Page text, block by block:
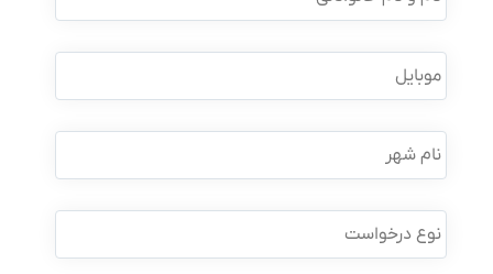
نام
موبایل *
نام
شهر
نوع
درخواست *